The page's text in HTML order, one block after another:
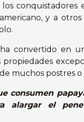
conquistadores
y a
ha convertido en
muchos postres o
consumen
alargar el